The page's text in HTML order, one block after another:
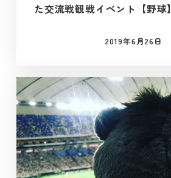
た交流戦観戦イベント【野球】
投稿日
2019年6月26日